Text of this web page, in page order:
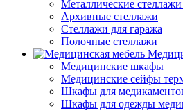
Металлические
Архивные стеллажи
Стеллажи для гаража
Полочные стеллажи
Медицинские шкафы
Медицинские сейфы
Шкафы для
Шкафы для одежды